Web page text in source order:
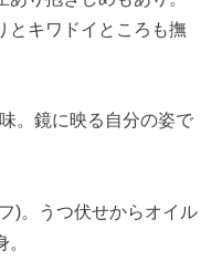
とキワドイところも撫
。鏡に映る自分の姿で
)。うつ伏せからオイル